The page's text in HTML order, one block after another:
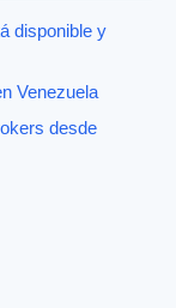
disponible y
Venezuela
desde